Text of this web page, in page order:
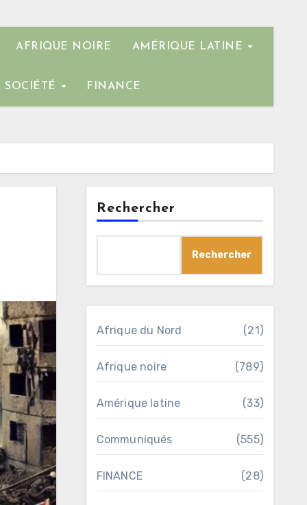
AFRIQUE NOIRE AMÉRIQUE LATINE
SOCIÉTÉ FINANCE
Rechercher
Rechercher
Afrique du Nord (21)
Afrique noire (789)
Amérique latine (33)
Communiqués (555)
FINANCE (28)